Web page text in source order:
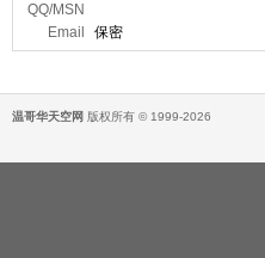
QQ/MSN
Email
保密
温哥华天空网 版权所有 © 1999-2026